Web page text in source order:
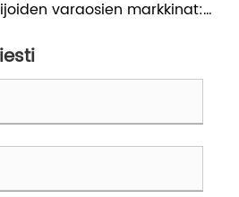
varaosien markkinat: